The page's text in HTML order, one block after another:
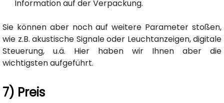
Information auf der Verpackung.
Sie können aber noch auf weitere Parameter stoßen,
wie z.B. akustische Signale oder Leuchtanzeigen, digitale
Steuerung, u.ä. Hier haben wir Ihnen aber die
wichtigsten aufgeführt.
7) Preis